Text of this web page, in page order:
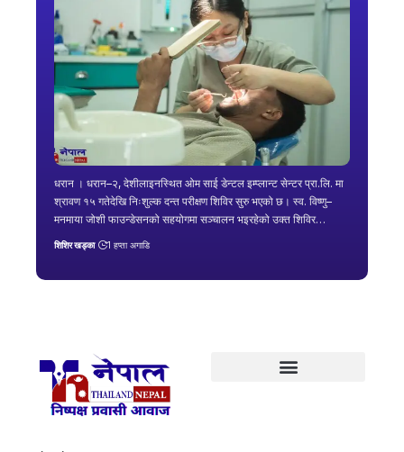
धरान । धरान–२, देशीलाइनस्थित ओम साई डेन्टल इम्प्लान्ट सेन्टर प्रा.लि. मा
श्रावण १५ गतेदेखि निःशुल्क दन्त परीक्षण शिविर सुरु भएको छ। स्व. विष्णु–
मनमाया जोशी फाउन्डेसनको सहयोगमा सञ्चालन भइरहेको उक्त शिविर…
शिशिर खड्का 1 हप्ता अगाडि